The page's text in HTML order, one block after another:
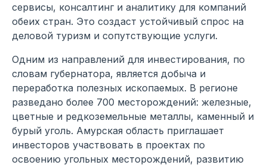
сервисы, консалтинг и аналитику для компаний
обеих стран. Это создаст устойчивый спрос на
деловой туризм и сопутствующие услуги.
Одним из направлений для инвестирования, по
словам губернатора, является добыча и
переработка полезных ископаемых. В регионе
разведано более 700 месторождений: железные,
цветные и редкоземельные металлы, каменный и
бурый уголь. Амурская область приглашает
инвесторов участвовать в проектах по
освоению угольных месторождений, развитию